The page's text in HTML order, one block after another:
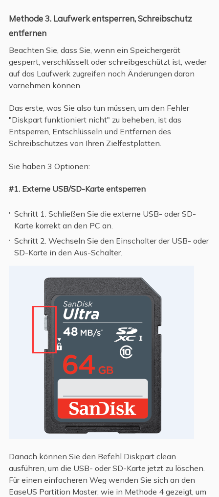
Methode 3. Laufwerk entsperren, Schreibschutz
entfernen
Beachten Sie, dass Sie, wenn ein Speichergerät
gesperrt, verschlüsselt oder schreibgeschützt ist, weder
auf das Laufwerk zugreifen noch Änderungen daran
vornehmen können.
Das erste, was Sie also tun müssen, um den Fehler
"Diskpart funktioniert nicht" zu beheben, ist das
Entsperren, Entschlüsseln und Entfernen des
Schreibschutzes von Ihren Zielfestplatten.
Sie haben 3 Optionen:
#1. Externe USB/SD-Karte entsperren
Schritt 1. Schließen Sie die externe USB- oder SD-
Karte korrekt an den PC an.
Schritt 2. Wechseln Sie den Einschalter der USB- oder
SD-Karte in den Aus-Schalter.
Danach können Sie den Befehl Diskpart clean
ausführen, um die USB- oder SD-Karte jetzt zu löschen.
Für einen einfacheren Weg wenden Sie sich an den
EaseUS Partition Master, wie in Methode 4 gezeigt, um